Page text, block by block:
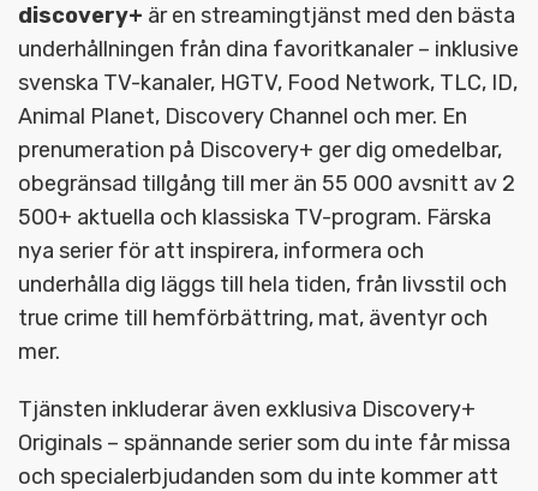
discovery+ är en streamingtjänst med den bästa
underhållningen från dina favoritkanaler – inklusive
svenska TV-kanaler, HGTV, Food Network, TLC, ID,
Animal Planet, Discovery Channel och mer. En
prenumeration på Discovery+ ger dig omedelbar,
obegränsad tillgång till mer än 55 000 avsnitt av 2
500+ aktuella och klassiska TV-program. Färska
nya serier för att inspirera, informera och
underhålla dig läggs till hela tiden, från livsstil och
true crime till hemförbättring, mat, äventyr och
mer.
Tjänsten inkluderar även exklusiva Discovery+
Originals – spännande serier som du inte får missa
och specialerbjudanden som du inte kommer att